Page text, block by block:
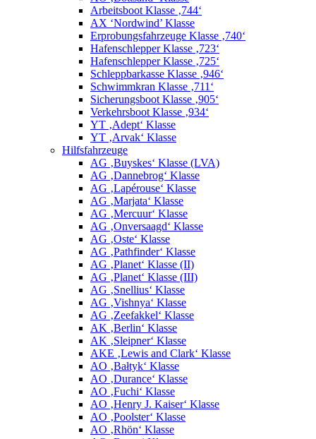
Arbeitsboot Klasse ‚744‘
AX ‘Nordwind’ Klasse
Erprobungsfahrzeuge Klasse ‚740‘
Hafenschlepper Klasse ‚723‘
Hafenschlepper Klasse ‚725‘
Schleppbarkasse Klasse ‚946‘
Schwimmkran Klasse ‚711‘
Sicherungsboot Klasse ‚905‘
Verkehrsboot Klasse ‚934‘
YT ‚Adept‘ Klasse
YT ‚Arvak‘ Klasse
Hilfsfahrzeuge
AG ‚Buyskes‘ Klasse (LVA)
AG ‚Dannebrog‘ Klasse
AG ‚Lapérouse‘ Klasse
AG ‚Marjata‘ Klasse
AG ‚Mercuur‘ Klasse
AG ‚Onversaagd‘ Klasse
AG ‚Oste‘ Klasse
AG ‚Pathfinder‘ Klasse
AG ‚Planet‘ Klasse (II)
AG ‚Planet‘ Klasse (III)
AG ‚Snellius‘ Klasse
AG ‚Vishnya‘ Klasse
AG ‚Zeefakkel‘ Klasse
AK ‚Berlin‘ Klasse
AK ‚Sleipner‘ Klasse
AKE ‚Lewis and Clark‘ Klasse
AO ‚Bałtyk‘ Klasse
AO ‚Durance‘ Klasse
AO ‚Fuchi‘ Klasse
AO ‚Henry J. Kaiser‘ Klasse
AO ‚Poolster‘ Klasse
AO ‚Rhön‘ Klasse